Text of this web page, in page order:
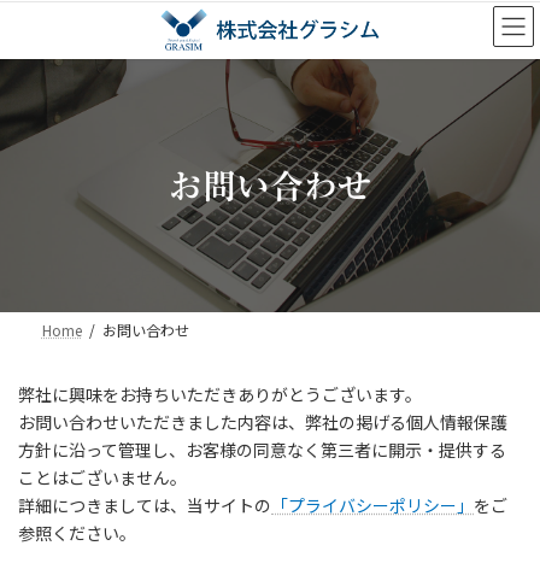
テ
ツ
ス
ゲ
シ
ン
お問い合わせ
Home お問い合わせ
弊社に興味をお持ちいただきありがとうございます。
お問い合わせいただきました内容は、弊社の掲げる個人情報保護
方針に沿って管理し、お客様の同意なく第三者に開示・提供する
ことはございません。
詳細につきましては、当サイトの 「プライバシーポリシー」 をご
参照ください。